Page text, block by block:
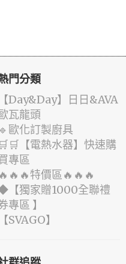
門分類
️【Day&Day】️日日&AVA
瓦龍頭
🔹歐化訂製廚具
🛒🛒【電熱水器】快速購
專區
🔥🔥🔥特價區🔥🔥🔥
【獨家贈1000全聯禮
專區 】
️【SVAGO】️